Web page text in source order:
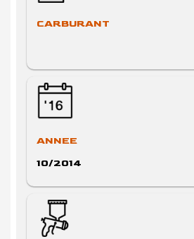
CARBURANT
ANNEE
10/2014